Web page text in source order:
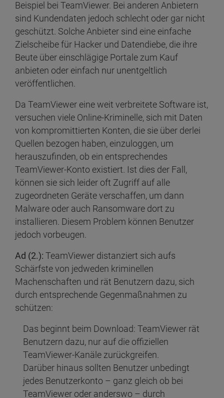
Beispiel bei TeamViewer. Bei anderen Anbietern
sind Kundendaten jedoch schlecht oder gar nicht
geschützt. Solche Anbieter sind eine einfache
Zielscheibe für Hacker und Datendiebe, die ihre
Beute über einschlägige Portale zum Kauf
anbieten oder einfach nur unentgeltlich
veröffentlichen.
Da TeamViewer eine weit verbreitete Software ist,
versuchen viele Online-Kriminelle, sich mit Daten
von kompromittierten Konten, die sie über derlei
Quellen bezogen haben, einzuloggen, um
herauszufinden, ob ein entsprechendes
TeamViewer-Konto existiert. Ist dies der Fall,
können sie sich leider oft Zugriff auf alle
zugeordneten Geräte verschaffen, um dann
Malware oder auch Ransomware dort zu
installieren. Diesem Problem können Benutzer
jedoch vorbeugen.
Ad (2.): TeamViewer distanziert sich aufs
Schärfste von jedweden kriminellen
Machenschaften und rät Benutzern dazu, sich
durch entsprechende Gegenmaßnahmen zu
schützen:
Das beginnt beim Download: TeamViewer rät
Benutzern dazu, nur auf die offiziellen
TeamViewer-Kanäle zurückgreifen.
Darüber hinaus sollten Benutzer unbedingt
jedes Benutzerkonto – ganz gleich ob bei
TeamViewer oder anderswo – durch